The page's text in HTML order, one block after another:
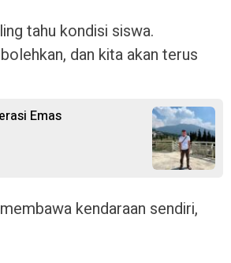
tahu kondisi siswa.
dan kita akan terus
Emas
kendaraan sendiri,